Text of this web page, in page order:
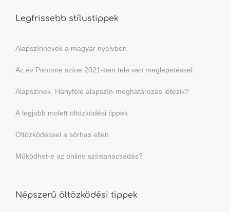
Legfrissebb stílustippek
Alapszínnevek a magyar nyelvben
Az év Pantone színe 2021-ben tele van meglepetéssel
Alapszínek. Hányféle alapszín-meghatározás létezik?
A legjobb molett öltözködési tippek
Öltözködéssel a sörhas ellen
Működhet-e az online színtanácsadás?
Népszerű öltözködési tippek